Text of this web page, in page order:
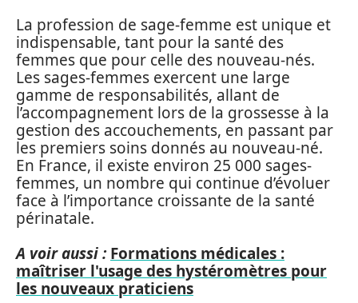
La profession de sage-femme est unique et
indispensable, tant pour la santé des
femmes que pour celle des nouveau-nés.
Les sages-femmes exercent une large
gamme de responsabilités, allant de
l’accompagnement lors de la grossesse à la
gestion des accouchements, en passant par
les premiers soins donnés au nouveau-né.
En France, il existe environ 25 000 sages-
femmes, un nombre qui continue d’évoluer
face à l’importance croissante de la santé
périnatale.
A voir aussi : Formations médicales :
maîtriser l'usage des hystéromètres pour
les nouveaux praticiens